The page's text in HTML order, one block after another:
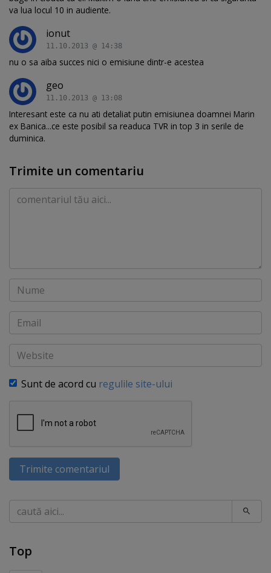
va lua locul 10 in audiente.
ionut
11.10.2013 @ 14:38
nu o sa aiba succes nici o emisiune dintr-e acestea
geo
11.10.2013 @ 13:08
Interesant este ca nu ati detaliat putin emisiunea doamnei Marin
ex Banica...ce este posibil sa readuca TVR in top 3 in serile de
duminica.
Trimite un comentariu
Comentariu
Nume
Email
Website
Sunt de acord cu regulile site-ului
Trimite comentariul
Caută
Top